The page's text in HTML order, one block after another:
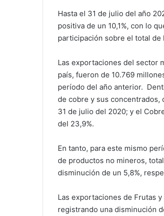
Hasta el 31 de julio del año
positiva de un 10,1%, con lo
participación sobre el total de
Las exportaciones del sector
país, fueron de 10.769
período del año anterior.
de cobre y sus concentrados,
31 de julio del 2020; y el
del 23,9%.
En tanto, para este mismo
de productos no mineros,
disminución de un 5,8%,
Las exportaciones de Frutas
registrando una disminución